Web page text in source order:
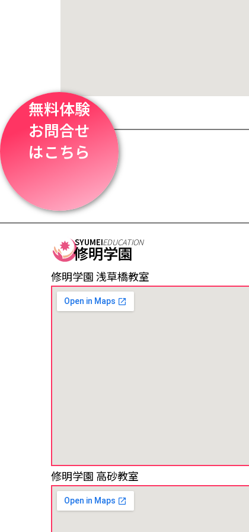
無料体験
お問合せ
はこちら
SYUMEIEDUCATION
修明学園
修明学園 浅草橋教室
修明学園 高砂教室